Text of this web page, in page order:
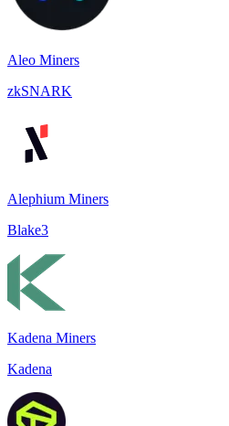
Aleo Miners
zkSNARK
Alephium Miners
Blake3
Kadena Miners
Kadena